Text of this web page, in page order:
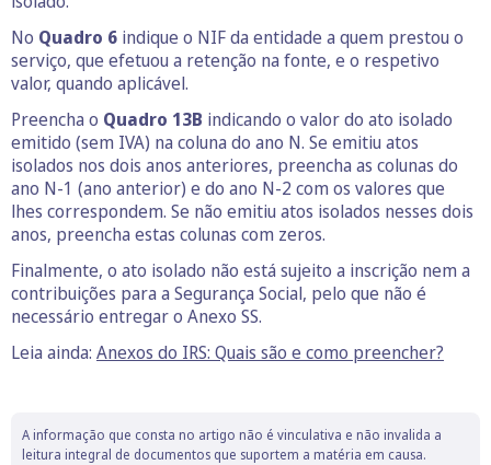
No Quadro 6 indique o NIF da entidade a quem prestou o
serviço, que efetuou a retenção na fonte, e o respetivo
valor, quando aplicável.
Preencha o Quadro 13B indicando o valor do ato isolado
emitido (sem IVA) na coluna do ano N. Se emitiu atos
isolados nos dois anos anteriores, preencha as colunas do
ano N-1 (ano anterior) e do ano N-2 com os valores que
lhes correspondem. Se não emitiu atos isolados nesses dois
anos, preencha estas colunas com zeros.
Finalmente, o ato isolado não está sujeito a inscrição nem a
contribuições para a Segurança Social, pelo que não é
necessário entregar o Anexo SS.
Leia ainda: Anexos do IRS: Quais são e como preencher?
A informação que consta no artigo não é vinculativa e não invalida a
leitura integral de documentos que suportem a matéria em causa.